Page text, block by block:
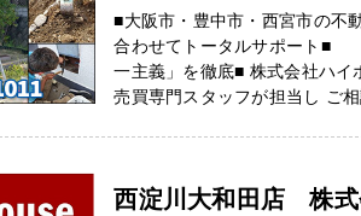
■大阪市・豊中市・西宮市の不
合わせてトータルサポート■
一主義」を徹底■ 株式会社ハ
売買専門スタッフが担当し ご
西淀川大和田店 株